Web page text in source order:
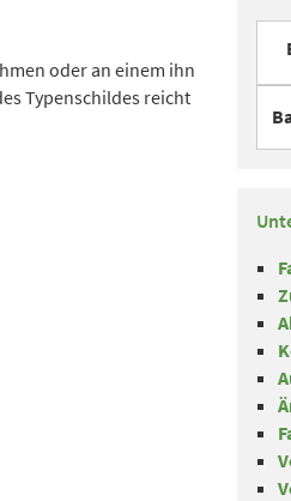
oder an einem ihn
Typenschildes reicht